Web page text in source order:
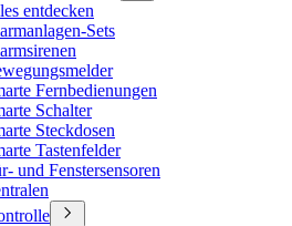
entdecken
Sets
Fernbedienungen
Schalter
Steckdosen
Tastenfelder
und Fenstersensoren